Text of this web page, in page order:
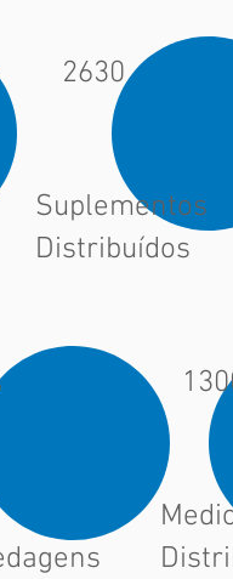
2630
Suplementos
Distribuídos